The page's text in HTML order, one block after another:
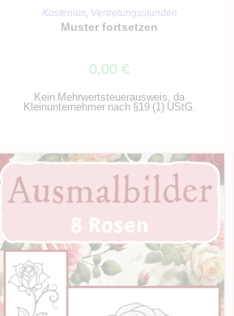
IN DEN WARENKORB
Kostenlos, Vertretungsstunden
Muster fortsetzen
0,00€
Kein Mehrwertsteuerausweis, da
Kleinunternehmer nach §19 (1) UStG.